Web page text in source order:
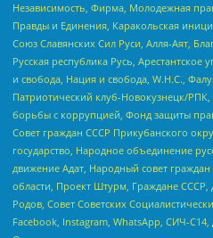
Независимость, Фирма, Молодежная
Правды и Единения, Каракольская
Союз Славянских Сил Руси, Алля-Аят,
Русская республика Русь,
и свобода, Нация и свобода, W.H.С.,
Патриотический клуб-Новокузнецк/
борьбы с коррупцией, Фонд защиты
Совет граждан СССР Прикубанского
государство, Народное объединение
движение Адат, Народный совет
области, Проект Штурм, Граждане СССР,
Родов, Совет Советских
Facebook, Instagram, WhatsApp, СИЧ-